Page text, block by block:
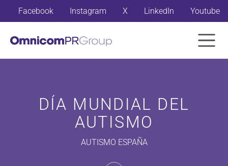
Facebook Instagram X LinkedIn Youtube
DÍA MUNDIAL DEL
AUTISMO
AUTISMO ESPAÑA